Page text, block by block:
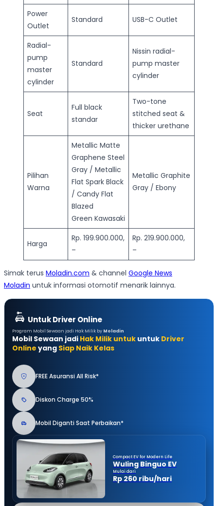
Power
Outlet
Standard USB-C Outlet
Radial-
pump
master
cylinder
Standard
Nissin radial-
pump master
cylinder
Seat
Full black
standar
Two-tone
stitched seat &
thicker urethane
Pilihan
Warna
Metallic Matte
Graphene Steel
Gray / Metallic
Flat Spark Black
/ Candy Flat
Blazed
Green Kawasaki
Metallic Graphite
Gray / Ebony
Harga
Rp. 199.900.000,
–
Rp. 219.900.000,
–
Simak terus Moladin.com & channel Google News
Moladin untuk informasi otomotif menarik lainnya.
Untuk Driver Online
Program Mobil Sewaan jadi Hak Milik by Moladin
Mobil Sewaan jadi Hak Milik untuk untuk Driver
Online yang Siap Naik Kelas
FREE Asuransi All Risk*
Diskon Charge 50%
Mobil Diganti Saat Perbaikan*
Compact EV for Modern Life
Wuling Binguo EV
Mulai dari
Rp 260 ribu/hari